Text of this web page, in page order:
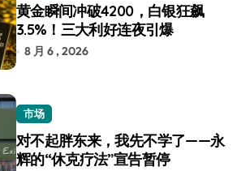
黄金瞬间冲破4200，白银狂飙
3.5%！三大利好连夜引爆
8 月 6 , 2026
市场
对不起胖东来，我先不学了——永
辉的“休克疗法”宣告暂停